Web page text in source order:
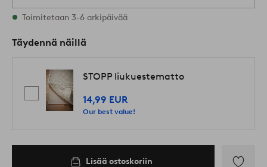
2 varastossa olevat koot
Toimitetaan 3-6 arkipäivää
Täydennä näillä
STOPP liukuestematto
14,99 EUR
Our best value!
Lisää ostoskoriin